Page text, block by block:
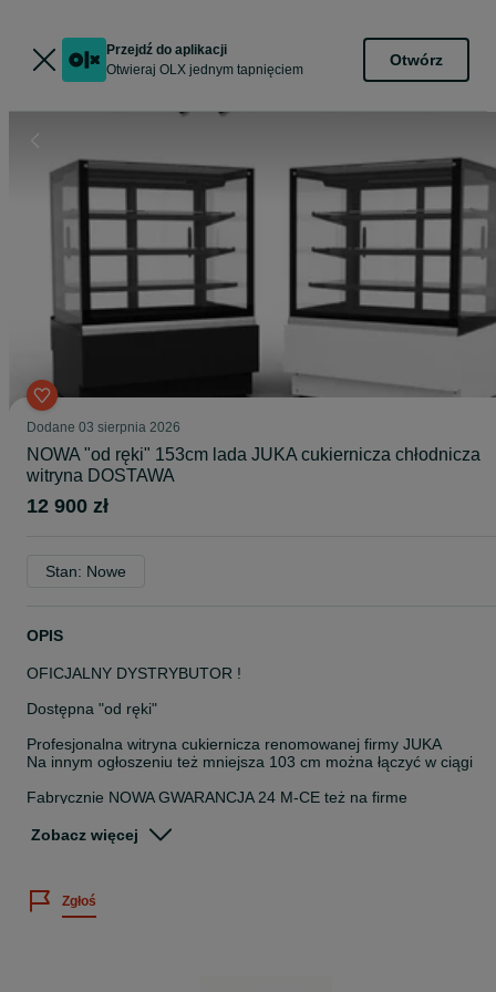
Przejdź do aplikacji
Otwieraj OLX jednym tapnięciem
Otwórz
Dodane 03 sierpnia 2026
NOWA "od ręki" 153cm lada JUKA cukiernicza chłodnicza
witryna DOSTAWA
12 900 zł
Stan: Nowe
OPIS
OFICJALNY DYSTRYBUTOR !
Dostępna "od ręki"
Profesjonalna witryna cukiernicza renomowanej firmy JUKA
Na innym ogłoszeniu też mniejsza 103 cm można łączyć w ciągi
Fabrycznie NOWA GWARANCJA 24 M-CE też na firme
Do wyboru dolna obudowa biała lub czarna
-zakres temperatury +4 +10 stopni
-elektroniczny kontroler Carel z zamontowaną funkcją
Zobacz więcej
Zgłoś